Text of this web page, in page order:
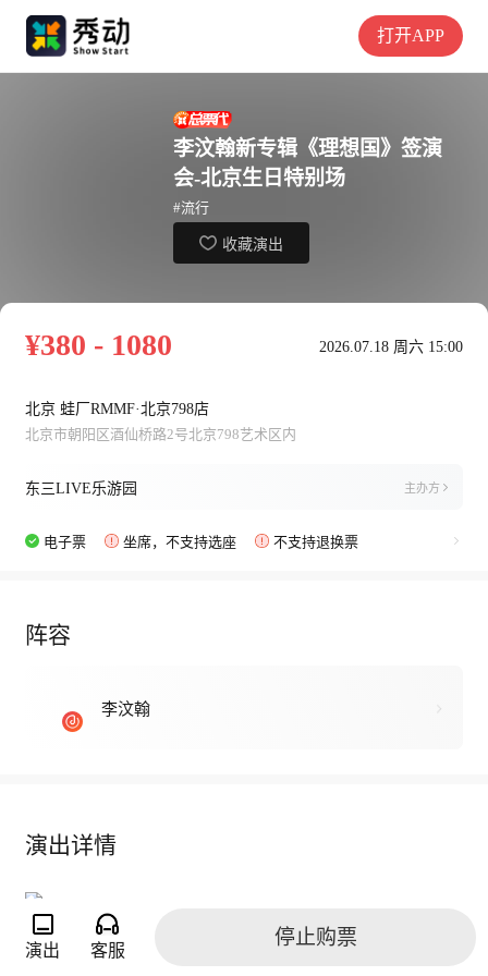
打开APP
李汶翰新专辑《理想国》签演
会-北京生日特别场
#流行
收藏演出
¥380 - 1080 2026.07.18 周六 15:00
北京 蛙厂RMMF·北京798店
北京市朝阳区酒仙桥路2号北京798艺术区内
东三LIVE乐游园 主办方
电子票 坐席，不支持选座 不支持退换票
阵容
李汶翰
演出详情
演出 客服
停止购票